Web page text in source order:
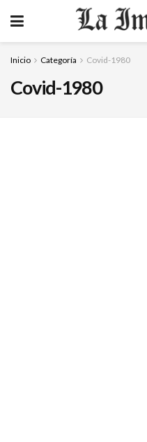
Inicio Categoría Covid-1980
Covid-1980